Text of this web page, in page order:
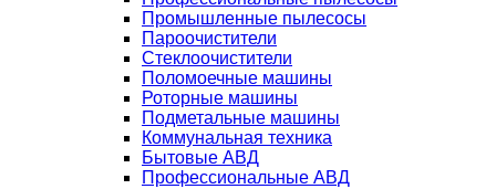
Промышленные пылесосы
Пароочистители
Стеклоочистители
Поломоечные машины
Роторные машины
Подметальные машины
Коммунальная техника
Бытовые АВД
Профессиональные АВД